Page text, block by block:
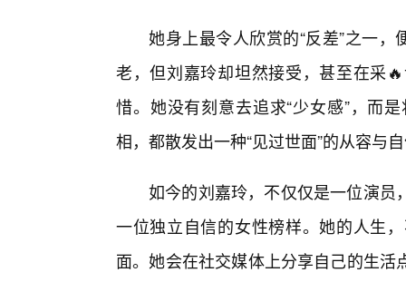
她身上最令人欣赏的“反差”之一
老，但刘嘉玲却坦然接受，甚至在采
惜。她没有刻意去追求“少女感”，而
相，都散发出一种“见过世面”的从容与
如今的刘嘉玲，不仅仅是一位演员
一位独立自信的女性榜样。她的人生
面。她会在社交媒体上分享自己的生